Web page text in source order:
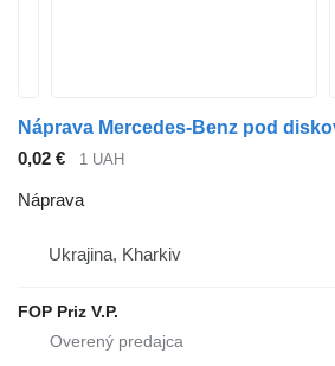
0,02 € 1 UAH
Náprava
Ukrajina, Kharkiv
FOP Priz V.P.